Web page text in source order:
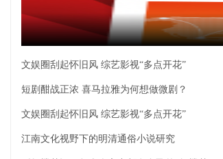
文娱圈刮起怀旧风 综艺影视“多点开花”
短剧酣战正浓 喜马拉雅为何想做微剧？
文娱圈刮起怀旧风 综艺影视“多点开花”
江南文化视野下的明清通俗小说研究